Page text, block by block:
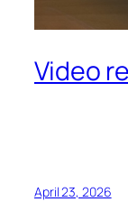
Video
April 23, 2026